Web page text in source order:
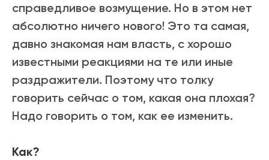
справедливое возмущение. Но в этом нет
абсолютно ничего нового! Это та самая,
давно знакомая нам власть, с хорошо
известными реакциями на те или иные
раздражители. Поэтому что толку
говорить сейчас о том, какая она плохая?
Надо говорить о том, как ее изменить.
Как?